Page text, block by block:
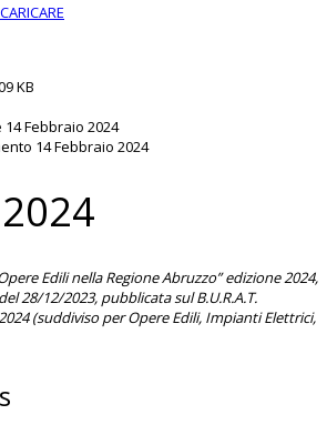
KB
14 Febbraio 2024
14 Febbraio 2024
Edili nella Regione Abruzzo” edizione 2024,
28/12/2023, pubblicata sul B.U.R.A.T.
(suddiviso per Opere Edili, Impianti Elettrici,